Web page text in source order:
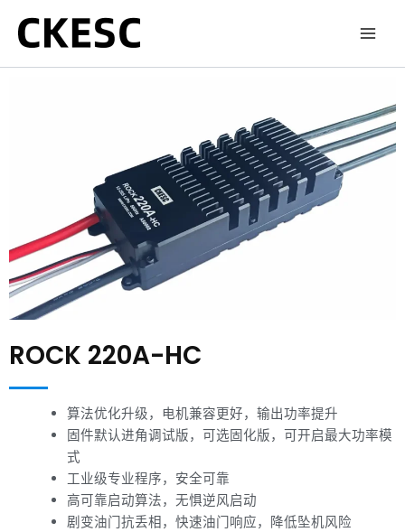
ROCK 220A-HC
算法优化升级，电机兼容更好，输出功率提升
固件默认进角调试版，可选固化版，可开启最大功率模
式
工业级专业程序，安全可靠
高可靠启动算法，无惧逆风启动
剧变油门抗丢相，快速油门响应，降低坠机风险